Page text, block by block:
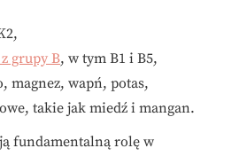
grupy B, w tym B1 i B5,
magnez, wapń, potas,
takie jak miedź i mangan.
fundamentalną rolę w